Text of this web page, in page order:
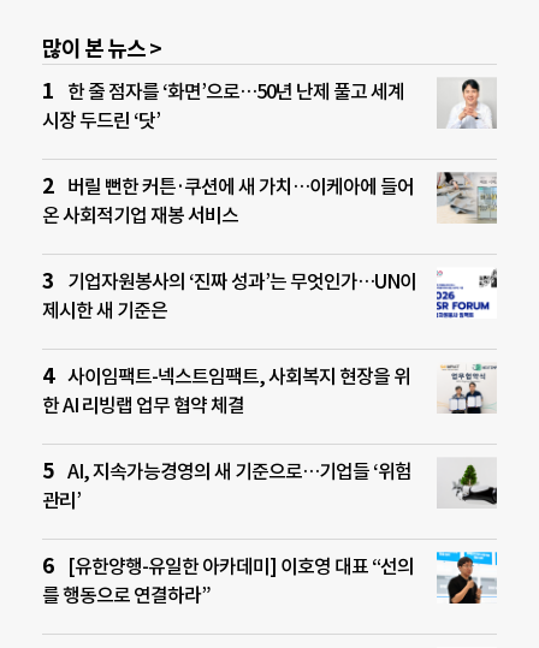
많이 본 뉴스 >
한 줄 점자를 ‘화면’으로…50년 난제 풀고 세계
시장 두드린 ‘닷’
버릴 뻔한 커튼·쿠션에 새 가치…이케아에 들어
온 사회적기업 재봉 서비스
기업자원봉사의 ‘진짜 성과’는 무엇인가…UN이
제시한 새 기준은
사이임팩트-넥스트임팩트, 사회복지 현장을 위
한 AI 리빙랩 업무 협약 체결
AI, 지속가능경영의 새 기준으로…기업들 ‘위험
관리’
[유한양행-유일한 아카데미] 이호영 대표 “선의
를 행동으로 연결하라”